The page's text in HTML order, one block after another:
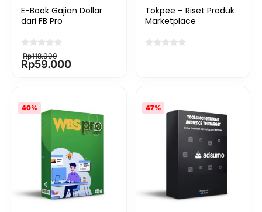
E-Book Gajian Dollar
dari FB Pro
Rp118.000
Rp59.000
Tokpee – Riset Produk
Marketplace
40% 47%